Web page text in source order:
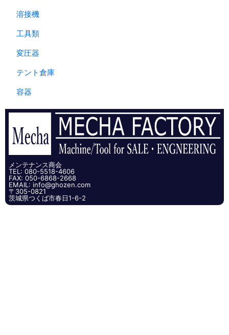
溶接機
工具類
変圧器
テント倉庫
容器
メンテナンス商会
TEL: 080-5518-4606
FAX: 050-6868-2668
EMAIL: info@ghozen.com
〒305-0821
茨城県つくば市春日1-6-2